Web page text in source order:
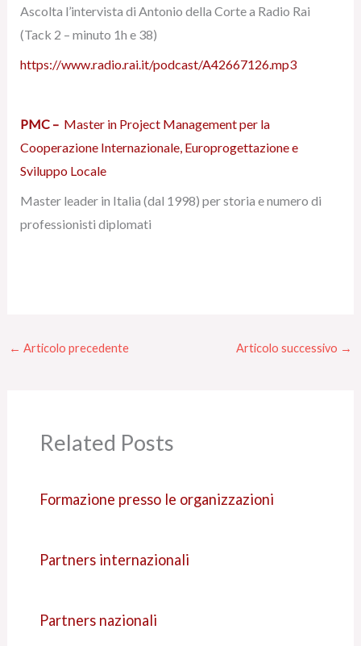
Ascolta l’intervista di Antonio della Corte a Radio Rai
(Tack 2 – minuto 1h e 38)
https://www.radio.rai.it/podcast/A42667126.mp3
PMC– Master in Project Management per la
Cooperazione Internazionale, Europrogettazione e
Sviluppo Locale
Master leader in Italia (dal 1998) per storia e numero di
professionisti diplomati
← Articolo precedente Articolo successivo →
Related Posts
Formazione presso le organizzazioni
Partners internazionali
Partners nazionali